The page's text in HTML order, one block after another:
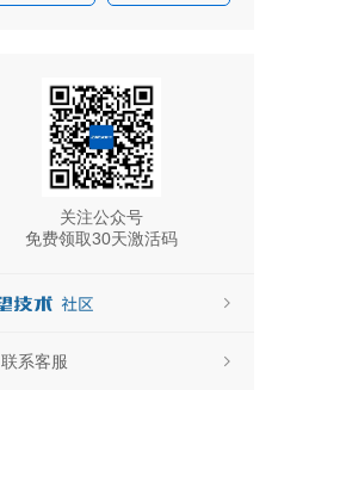
关注公众号
免费领取30天激活码
联系客服